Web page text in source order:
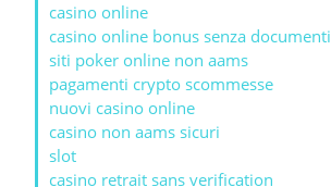
casino online
casino online bonus senza documenti
siti poker online non aams
pagamenti crypto scommesse
nuovi casino online
casino non aams sicuri
slot
casino retrait sans verification